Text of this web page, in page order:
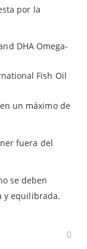
por la
DHA Omega-
Fish Oil
un máximo de
fuera del
se deben
y equilibrada.